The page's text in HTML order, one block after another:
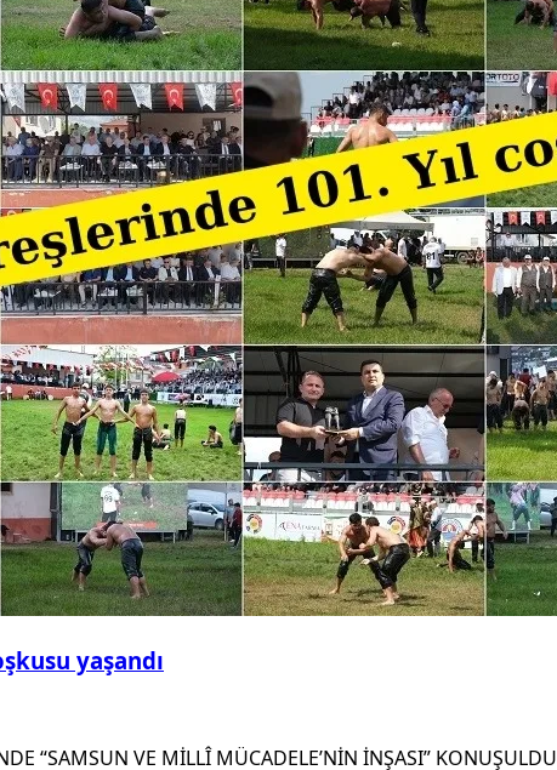
yaşandı
“SAMSUN VE MİLLÎ MÜCADELE’NİN İNŞASI” KONUŞULDU